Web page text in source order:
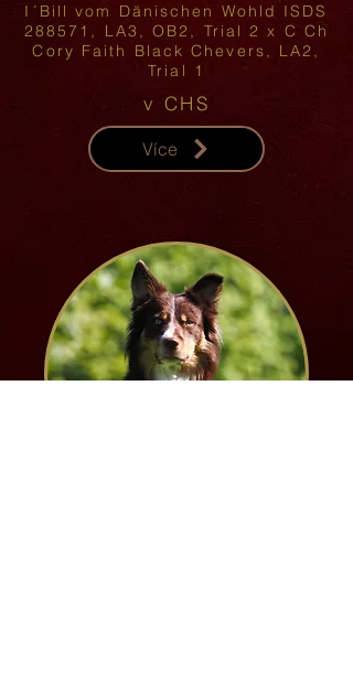
I´Bill vom Dänischen Wohld ISDS
288571, LA3, OB2, Trial 2 x C Ch
Cory Faith Black Chevers, LA2,
Trial 1
v CHS
Více